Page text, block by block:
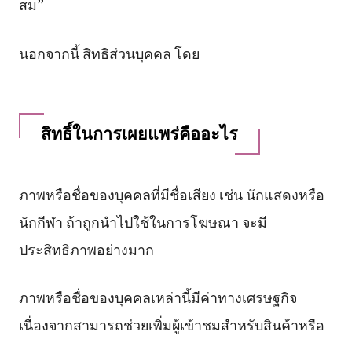
นอกจากนี้ สิทธิส่วนบุคคล โดย
สิทธิ์ในการเผยแพร่คืออะไร
ภาพหรือชื่อของบุคคลที่มีชื่อเสียง เช่น นักแสดงหรือ
นักกีฬา ถ้าถูกนำไปใช้ในการโฆษณา จะมี
ประสิทธิภาพอย่างมาก
ภาพหรือชื่อของบุคคลเหล่านี้มีค่าทางเศรษฐกิจ
เนื่องจากสามารถช่วยเพิ่มผู้เข้าชมสำหรับสินค้าหรือ